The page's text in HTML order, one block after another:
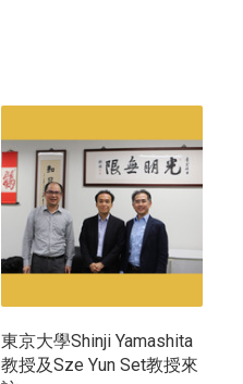
東京大學Shinji Yamashita
教授及Sze Yun Set教授來